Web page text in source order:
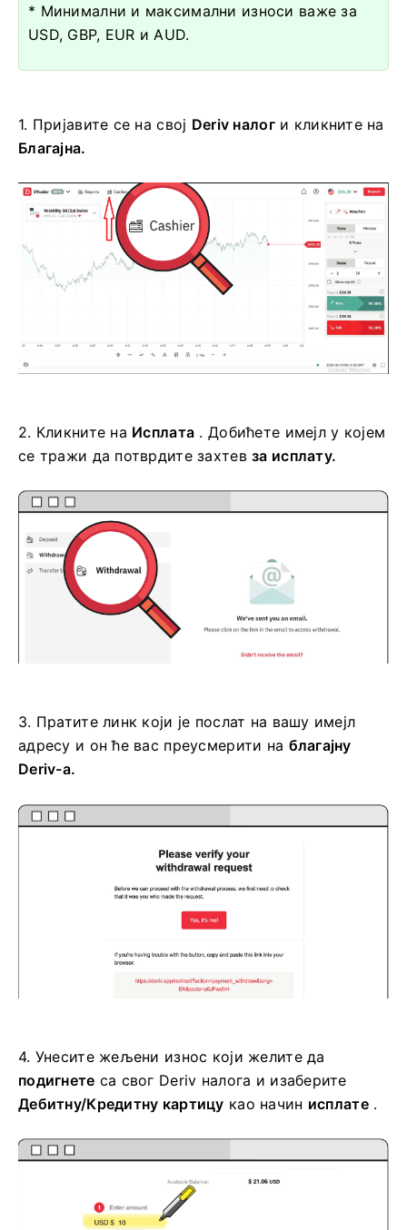
* Минимални и максимални износи важе за
USD, GBP, EUR и AUD.
1. Пријавите се на свој Deriv налоги кликните на
Благајна.
2. Кликните на Исплата . Добићете имејл у којем
се тражи да потврдитезахтевза исплату.
3. Пратите линк који је послат на вашу имејл
адресу и он ће вас преусмерити на благајну
Deriv-а.
4. Унесите жељени износ који желите да
подигнете са свог Deriv налога и изаберите
Дебитну/Кредитну картицу као начин исплате.